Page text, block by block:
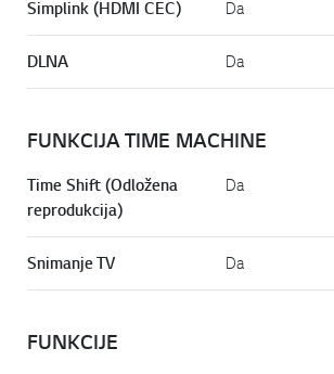
Simplink (HDMI CEC) Da
DLNA Da
FUNKCIJA TIME MACHINE
Time Shift (Odložena
reprodukcija)
Da
Snimanje TV Da
FUNKCIJE